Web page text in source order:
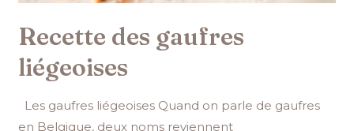
Recette des gaufres
liégeoises
Les gaufres liégeoises Quand on parle de gaufres
en Belgique, deux noms reviennent